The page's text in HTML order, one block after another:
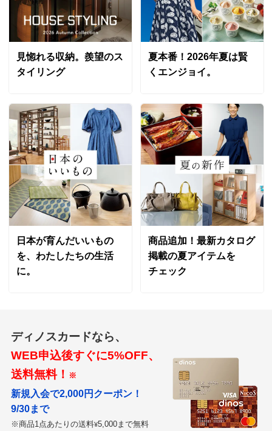
見惚れる収納。羨望のス
タイリング
夏本番！2026年夏は賢
くエンジョイ。
日本が育んだいいもの
を、わたしたちの生活
に。
商品追加！最新カタログ
掲載の夏アイテムを
チェック
ディノスカードなら、
WEB申込後すぐに5%OFF、
送料無料！ ※
新規入会で2,000円クーポン！
9/30まで
※商品1点あたりの送料¥5,000まで無料